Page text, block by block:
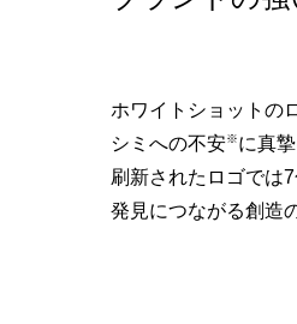
ホワイトショットの
シミへの不安※に真
刷新されたロゴでは7
発見につながる創造